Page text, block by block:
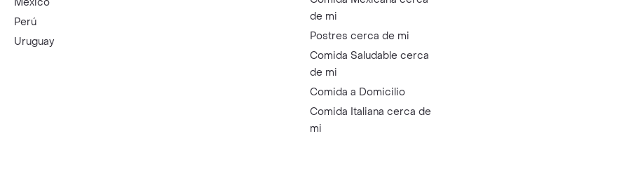
Perú
Uruguay
de mi
Postres cerca de mi
Comida Saludable cerca
de mi
Comida a Domicilio
Comida Italiana cerca de
mi